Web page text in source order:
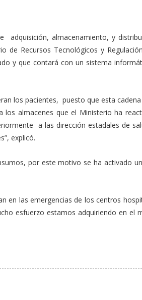
adquisición, almacenamiento, y
Recursos Tecnológicos y
y que contará con un sistema
los pacientes, puesto que esta
almacenes que el Ministerio ha
a las dirección estadales de
explicó.
por este motivo se ha activado
en las emergencias de los centros
esfuerzo estamos adquiriendo en el